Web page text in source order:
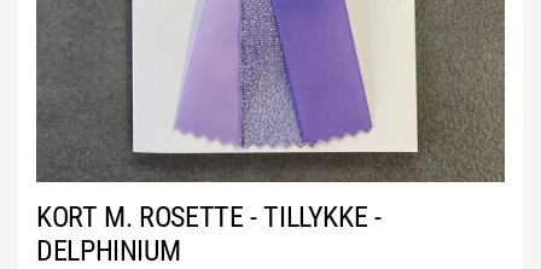
KORT M. ROSETTE - TILLYKKE -
DELPHINIUM